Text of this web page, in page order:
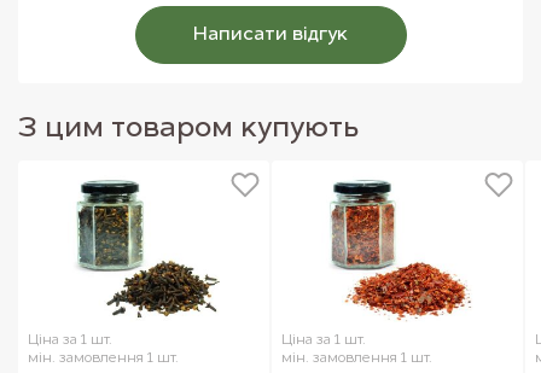
Написати вiдгук
З цим товаром купують
Ціна за 1 шт.
мін. замовлення 1 шт.
Ціна за 1 шт.
мін. замовлення 1 шт.